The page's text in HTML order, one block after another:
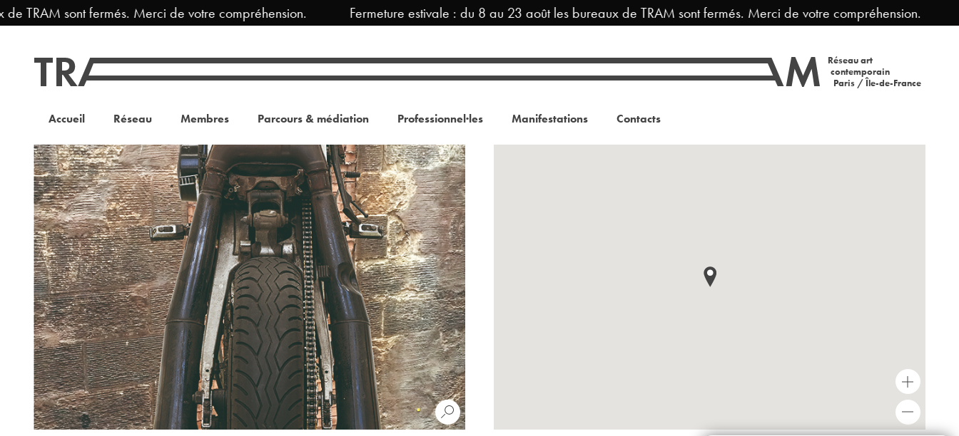
sont fermés. Merci de votre compréhension. Fermeture estivale : du 8 au 23 août les bureaux de TRAM sont fermés. Merci de votre compréhension.
Réseau art
contemporain
Paris / Île-de-France
Accueil Réseau Membres Parcours & médiation Professionnel·les Manifestations Contacts
+